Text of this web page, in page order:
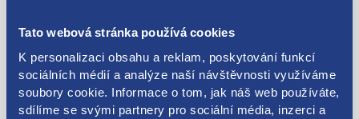
Tato webová stránka používá cookies
K personalizaci obsahu a reklam, poskytování funkcí
sociálních médií a analýze naší návštěvnosti využíváme
soubory cookie. Informace o tom, jak náš web používáte,
sdílíme se svými partnery pro sociální média, inzerci a
Kódy produktu